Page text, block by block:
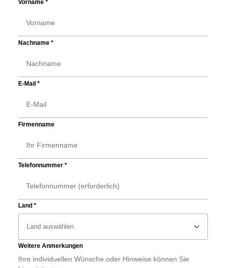
Vorname *
Nachname *
E-Mail *
Firmenname
Telefonnummer *
Land *
􀆈
Weitere Anmerkungen